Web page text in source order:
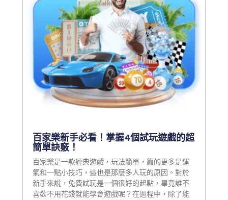
百家樂新手必看！掌握4個試玩遊戲的超
簡單訣竅！
百家樂是一款經典遊戲，玩法簡單，靠的更多是運
氣和一點小技巧，這也是那麼多人玩的原因。對於
新手來說，免費試玩是一個很好的起點，畢竟誰不
喜歡不用花錢就能學會遊戲呢？在過程中，除了能